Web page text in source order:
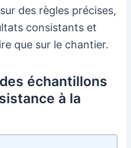
des règles précises,
consistants et
que sur le chantier.
échantillons
à la